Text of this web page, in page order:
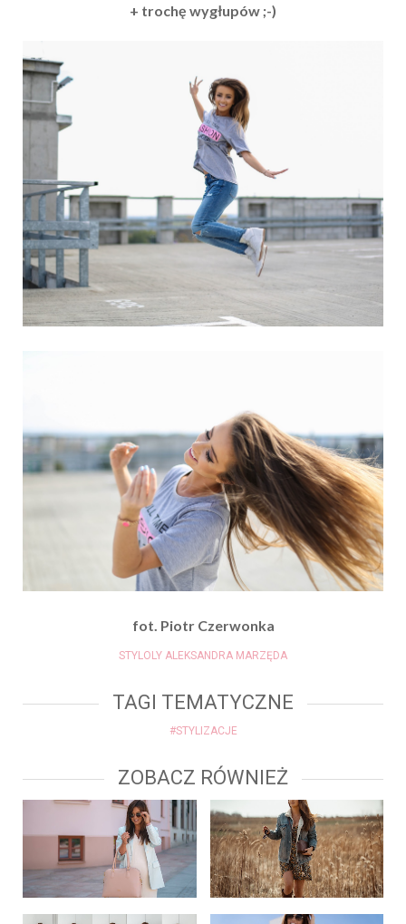
+ trochę wygłupów ;-)
fot. Piotr Czerwonka
STYLOLY ALEKSANDRA MARZĘDA
TAGI TEMATYCZNE
#STYLIZACJE
ZOBACZ RÓWNIEŻ